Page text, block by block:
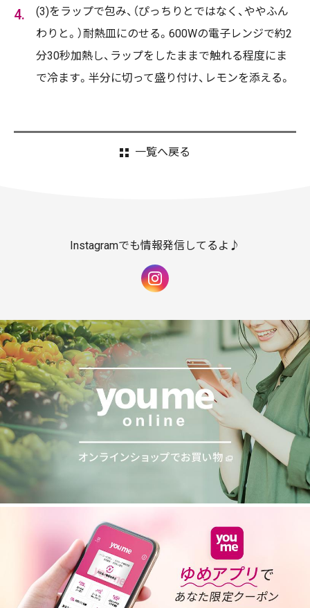
(3)をラップで包み、（ぴっちりとではなく、ややふん
わりと。）耐熱皿にのせる。600Wの電子レンジで約2
分30秒加熱し、ラップをしたままで触れる程度にま
で冷ます。半分に切って盛り付け、レモンを添える。
一覧へ戻る
Instagramでも情報発信してるよ♪